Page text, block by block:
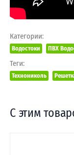
Категории:
Водостоки ПВХ
Теги:
Технониколь
С этим